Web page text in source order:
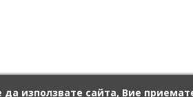
използвате сайта, Вие